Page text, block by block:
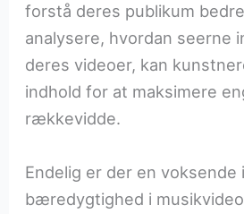
forstå deres publikum
analysere, hvordan seerne
deres videoer, kan
indhold for at maksimere
rækkevidde.
Endelig er der en
bæredygtighed i